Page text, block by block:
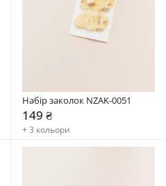
Набір заколок NZAK-0051
149 ₴
+ 3 кольори